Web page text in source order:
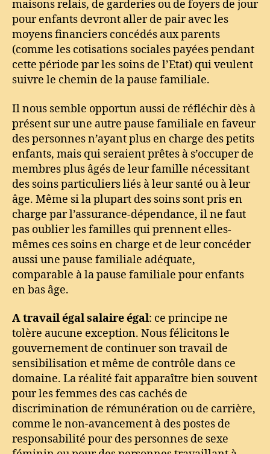
maisons relais, de garderies ou de foyers de jour
pour enfants devront aller de pair avec les
moyens financiers concédés aux parents
(comme les cotisations sociales payées pendant
cette période par les soins de l’Etat) qui veulent
suivre le chemin de la pause familiale.
Il nous semble opportun aussi de réfléchir dès à
présent sur une autre pause familiale en faveur
des personnes n’ayant plus en charge des petits
enfants, mais qui seraient prêtes à s’occuper de
membres plus âgés de leur famille nécessitant
des soins particuliers liés à leur santé ou à leur
âge. Même si la plupart des soins sont pris en
charge par l’assurance-dépendance, il ne faut
pas oublier les familles qui prennent elles-
mêmes ces soins en charge et de leur concéder
aussi une pause familiale adéquate,
comparable à la pause familiale pour enfants
en bas âge.
A travail égal salaire égal: ce principe ne
tolère aucune exception. Nous félicitons le
gouvernement de continuer son travail de
sensibilisation et même de contrôle dans ce
domaine. La réalité fait apparaître bien souvent
pour les femmes des cas cachés de
discrimination de rémunération ou de carrière,
comme le non-avancement à des postes de
responsabilité pour des personnes de sexe